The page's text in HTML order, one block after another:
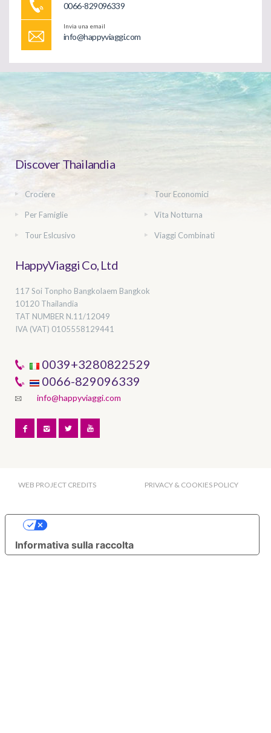
0066-829096339
Invia una email
info@happyviaggi.com
Discover Thailandia
Crociere Tour Economici
Per Famiglie Vita Notturna
Tour Eslcusivo Viaggi Combinati
HappyViaggi Co, Ltd
117 Soi Tonpho Bangkolaem Bangkok
10120 Thailandia
TAT NUMBER N.11/12049
IVA (VAT) 0105558129441
0039+3280822529
0066-829096339
info@happyviaggi.com
WEB PROJECT CREDITS PRIVACY & COOKIES POLICY
Informativa sulla raccolta
Le tue preferenze relative alla privacy